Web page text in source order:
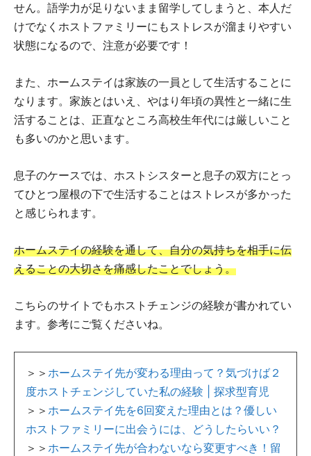
せん。語学力が足りないまま留学してしまうと、本人だ
けでなくホストファミリーにもストレスが溜まりやすい
状態になるので、注意が必要です！
また、ホームステイは家族の一員として生活することに
なります。家族とはいえ、やはり年頃の異性と一緒に生
活することは、正直なところ高校生年代には厳しいこと
も多いのかと思います。
息子のケースでは、ホストシスターと息子の双方にとっ
てひとつ屋根の下で生活することはストレスが多かった
と感じられます。
ホームステイの経験を通して、自分の気持ちを相手に伝
えることの大切さを痛感したことでしょう。
こちらのサイトでもホストチェンジの経験が書かれてい
ます。参考にご覧くださいね。
＞＞ ホームステイ先が変わる理由って？気づけば２
度ホストチェンジしていた私の経験 | 探求型育児
＞＞ ホームステイ先を6回変えた理由とは？優しい
ホストファミリーに出会うには、どうしたらいい？
＞＞ ホームステイ先が合わないなら変更すべき！留